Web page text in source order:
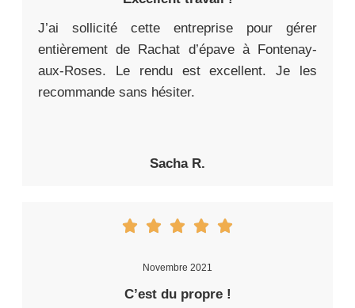
J’ai sollicité cette entreprise pour gérer
entièrement de Rachat d’épave à Fontenay-
aux-Roses. Le rendu est excellent. Je les
recommande sans hésiter.
Sacha R.
Novembre 2021
C’est du propre !